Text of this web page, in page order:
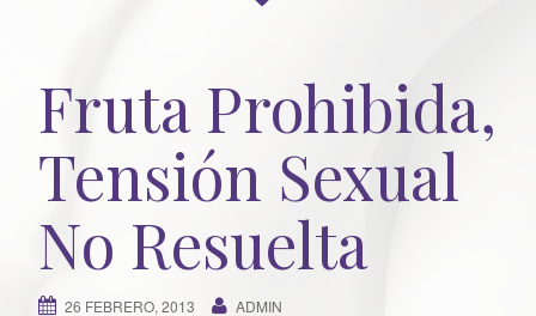
Fruta Prohibida,
Tensión Sexual
No Resuelta
26 FEBRERO, 2013 ADMIN